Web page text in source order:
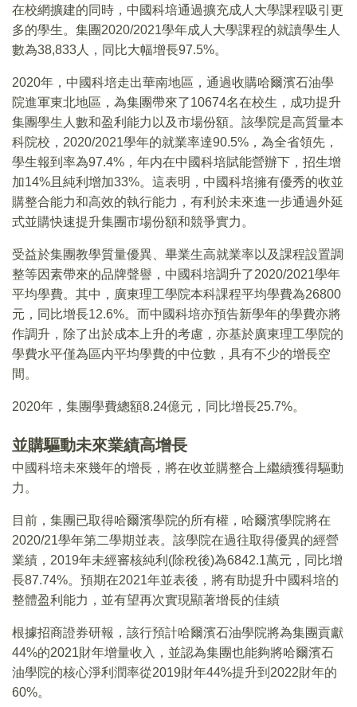
在校網擴建的同時，中國科培通過擴充成人大學課程吸引更
多的學生。集團2020/2021學年成人大學課程的就讀學生人
數為38,833人，同比大幅增長97.5%。
2020年，中國科培走出華南地區，通過收購哈爾濱石油學
院進軍東北地區，為集團帶來了10674名在校生，成功提升
集團學生人數和盈利能力以及市場份額。該學院是高質量本
科院校，2020/2021學年的就業率達90.5%，為全省領先，
學生報到率為97.4%，年内在中國科培賦能營辦下，招生增
加14%且純利增加33%。這表明，中國科培擁有優秀的收並
購整合能力和高效的執行能力，有利於未來進一步通過外延
式並購快速提升集團市場份額和競爭實力。
受益於集團教學質量優異、畢業生高就業率以及課程設置調
整等因素帶來的品牌聲譽，中國科培調升了2020/2021學年
平均學費。其中，廣東理工學院本科課程平均學費為26800
元，同比增長12.6%。而中國科培亦預告新學年的學費亦將
作調升，除了出於成本上升的考慮，亦基於廣東理工學院的
學費水平僅為區内平均學費的中位數，具有不少的增長空
間。
2020年，集團學費總額8.24億元，同比增長25.7%。
並購驅動未來業績高增長
中國科培未來幾年的增長，將在收並購整合上繼續獲得驅動
力。
目前，集團已取得哈爾濱學院的所有權，哈爾濱學院將在
2020/21學年第二學期並表。該學院在過往取得優異的經營
業績，2019年未經審核純利(除稅後)為6842.1萬元，同比增
長87.74%。預期在2021年並表後，將有助提升中國科培的
整體盈利能力，並有望再次實現顯著增長的佳績
根據招商證券研報，該行預計哈爾濱石油學院將為集團貢獻
44%的2021財年增量收入，並認為集團也能夠將哈爾濱石
油學院的核心淨利潤率從2019財年44%提升到2022財年的
60%。